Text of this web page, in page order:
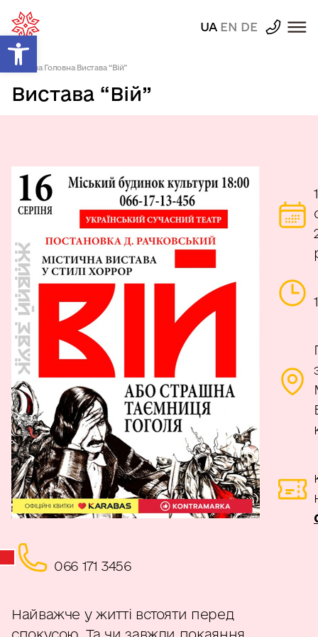
Відкрити Панель інструментів
UA EN DE
Головна| Головна| Вистава “Вій”
Вистава “Вій”
066 171 3456
Найважче у житті встояти перед